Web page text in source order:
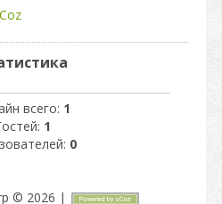
всего: 1
1
0
© 2026 |